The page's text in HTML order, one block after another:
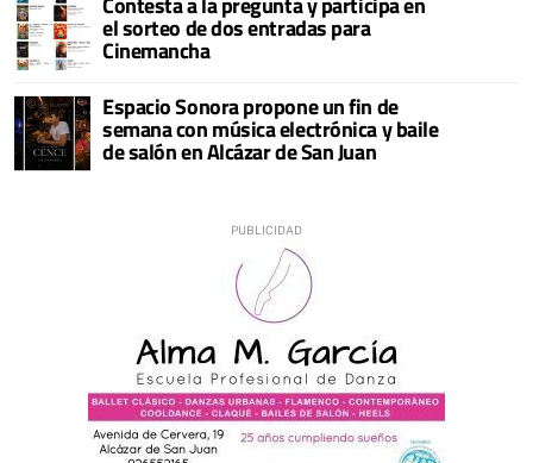
el sorteo de dos entradas para
Cinemancha
Espacio Sonora propone un fin de
semana con música electrónica y baile
de salón en Alcázar de San Juan